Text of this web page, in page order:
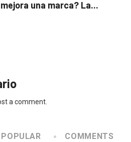
a comment.
POPULAR COMMENTS